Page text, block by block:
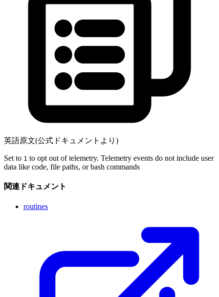
英語原文(公式ドキュメントより)
Set to 1 to opt out of telemetry. Telemetry events do not include user
data like code, file paths, or bash commands
関連ドキュメント
routines